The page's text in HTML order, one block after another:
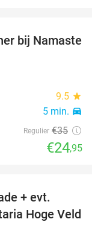
29%
bij Namaste
9.5 star
5 min. directions_car
Regulier €35
€24,95
+ evt.
Hoge Veld